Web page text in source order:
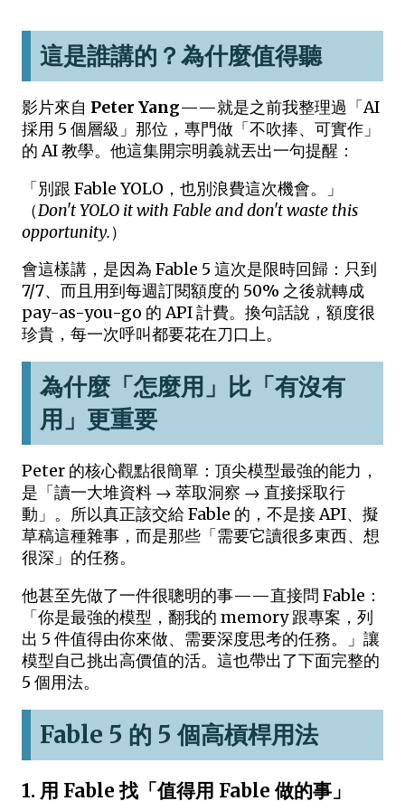
這是誰講的？為什麼值得聽
影片來自 Peter Yang——就是之前我整理過「AI
採用 5 個層級」那位，專門做「不吹捧、可實作」
的 AI 教學。他這集開宗明義就丟出一句提醒：
「別跟 Fable YOLO，也別浪費這次機會。」
（Don't YOLO it with Fable and don't waste this
opportunity.）
會這樣講，是因為 Fable 5 這次是限時回歸：只到
7/7、而且用到每週訂閱額度的 50% 之後就轉成
pay-as-you-go 的 API 計費。換句話說，額度很
珍貴，每一次呼叫都要花在刀口上。
為什麼「怎麼用」比「有沒有
用」更重要
Peter 的核心觀點很簡單：頂尖模型最強的能力，
是「讀一大堆資料 → 萃取洞察 → 直接採取行
動」。所以真正該交給 Fable 的，不是接 API、擬
草稿這種雜事，而是那些「需要它讀很多東西、想
很深」的任務。
他甚至先做了一件很聰明的事——直接問 Fable：
「你是最強的模型，翻我的 memory 跟專案，列
出 5 件值得由你來做、需要深度思考的任務。」讓
模型自己挑出高價值的活。這也帶出了下面完整的
5 個用法。
Fable 5 的 5 個高槓桿用法
1. 用 Fable 找「值得用 Fable 做的事」